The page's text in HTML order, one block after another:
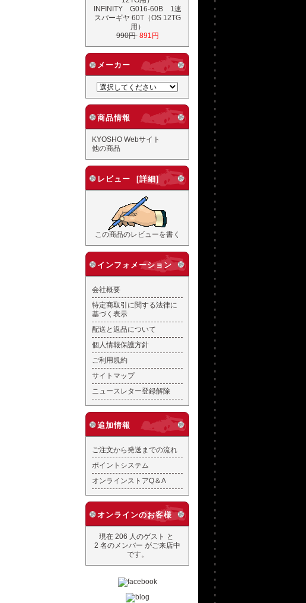
INFINITY G016-60B 1速
スパーギヤ 60T（OS 12TG
用）
990円 891円
メーカー
商品情報
KYOSHO Webサイト
他の商品
レビュー [詳細]
この商品のレビューを書く
インフォメーション
会社概要
特定商取引に関する法律に
基づく表示
配送と返品について
個人情報保護方針
ご利用規約
サイトマップ
ニュースレター登録解除
追加情報
ご注文から発送までの流れ
ポイントシステム
オンラインストアQ＆A
オンラインのお客様
現在 206 人のゲスト と
2 名のメンバー がご来店中
です。